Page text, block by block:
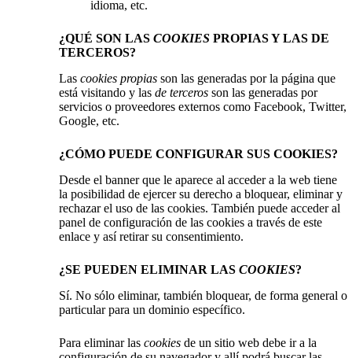
idioma, etc.
¿QUÉ SON LAS COOKIES PROPIAS Y LAS DE
TERCEROS?
Las cookies propias son las generadas por la página que
está visitando y las de terceros son las generadas por
servicios o proveedores externos como Facebook, Twitter,
Google, etc.
¿CÓMO PUEDE CONFIGURAR SUS COOKIES?
Desde el banner que le aparece al acceder a la web tiene
la posibilidad de ejercer su derecho a bloquear, eliminar y
rechazar el uso de las cookies. También puede acceder al
panel de configuración de las cookies a través de este
enlace y así retirar su consentimiento.
¿SE PUEDEN ELIMINAR LAS COOKIES?
Sí. No sólo eliminar, también bloquear, de forma general o
particular para un dominio específico.
Para eliminar las cookies de un sitio web debe ir a la